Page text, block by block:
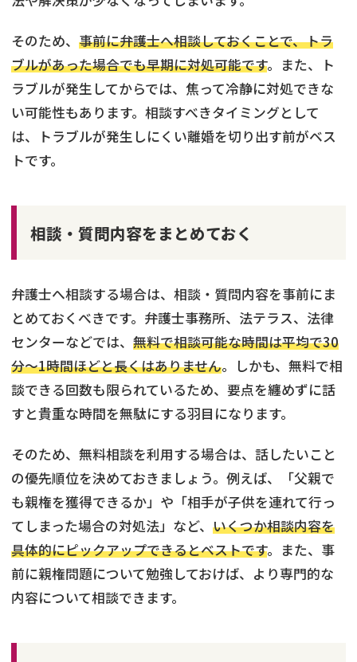
そのため、 事前に弁護士へ相談しておくことで、トラ
ブルがあった場合でも早期に対処可能です。また、ト
ラブルが発生してからでは、焦って冷静に対処できな
い可能性もあります。相談すべきタイミングとして
は、トラブルが発生しにくい離婚を切り出す前がベス
トです。
相談・質問内容をまとめておく
弁護士へ相談する場合は、相談・質問内容を事前にま
とめておくべきです。弁護士事務所、法テラス、法律
センターなどでは、 無料で相談可能な時間は平均で30
分〜1時間ほどと長くはありません。しかも、無料で相
談できる回数も限られているため、要点を纏めずに話
すと貴重な時間を無駄にする羽目になります。
そのため、無料相談を利用する場合は、話したいこと
の優先順位を決めておきましょう。例えば、「父親で
も親権を獲得できるか」や「相手が子供を連れて行っ
てしまった場合の対処法」など、 いくつか相談内容を
具体的にピックアップできるとベストです。また、事
前に親権問題について勉強しておけば、より専門的な
内容について相談できます。